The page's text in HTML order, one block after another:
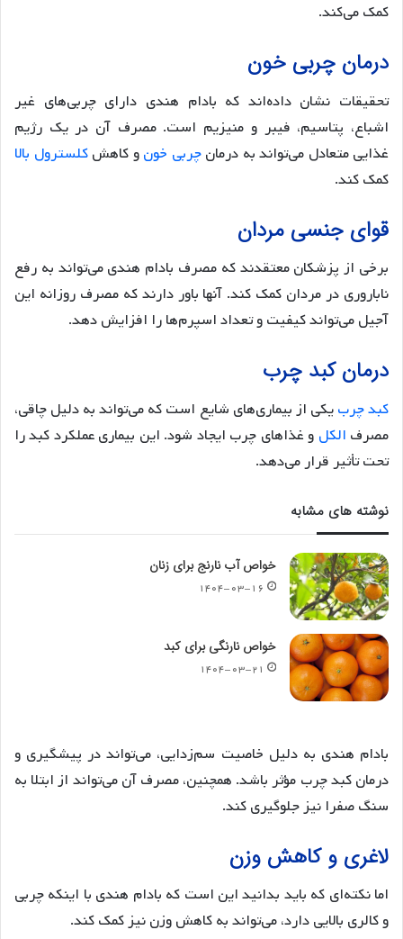
کمک می‌کند.
درمان چربی خون
تحقیقات نشان داده‌اند که بادام هندی دارای چربی‌های غیر
اشباع، پتاسیم، فیبر و منیزیم است. مصرف آن در یک رژیم
غذایی متعادل می‌تواند به درمانچربی خونو کاهشکلسترول بالا
کمک کند.
قوای جنسی مردان
برخی از پزشکان معتقدند که مصرف بادام هندی می‌تواند به رفع
ناباروری در مردان کمک کند. آنها باور دارند که مصرف روزانه این
آجیل می‌تواند کیفیت و تعداد اسپرم‌ها را افزایش دهد.
درمان کبد چرب
کبد چربیکی از بیماری‌های شایع است که می‌تواند به دلیل چاقی،
مصرف الکل و غذاهای چرب ایجاد شود. این بیماری عملکرد کبد را
تحت تأثیر قرار می‌دهد.
نوشته های مشابه
خواص آب نارنج برای زنان
۱۴۰۴-۰۳-۱۶
خواص نارنگی برای کبد
۱۴۰۴-۰۳-۲۱
بادام هندی به دلیل خاصیت سم‌زدایی، می‌تواند در پیشگیری و
درمان کبد چرب مؤثر باشد. همچنین، مصرف آن می‌تواند از ابتلا به
سنگ صفرا نیز جلوگیری کند.
لاغری و کاهش وزن
اما نکته‌ای که باید بدانید این است که بادام هندی با اینکه چربی
و کالری بالایی دارد، می‌تواند به کاهش وزن نیز کمک کند.